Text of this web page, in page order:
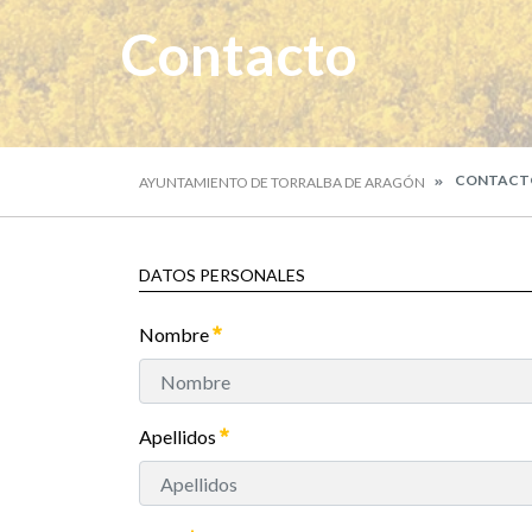
Contacto
AYUNTAMIENTO DE TORRALBA DE ARAGÓN
DATOS PERSONALES
Nombre
Apellidos